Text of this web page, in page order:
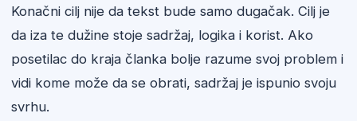
Konačni cilj nije da tekst bude samo dugačak. Cilj je
da iza te dužine stoje sadržaj, logika i korist. Ako
posetilac do kraja članka bolje razume svoj problem i
vidi kome može da se obrati, sadržaj je ispunio svoju
svrhu.